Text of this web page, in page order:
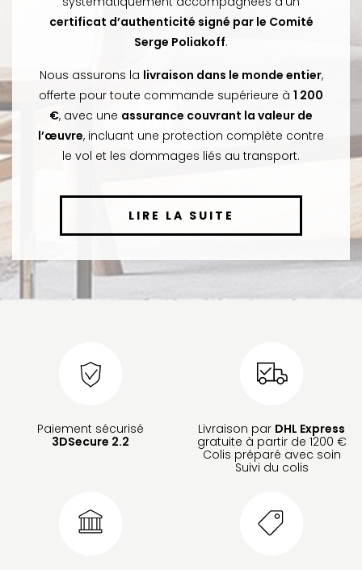
certificat d’authenticité signé par le Comité
Serge Poliakoff.
Nous assurons la livraison dans le monde entier,
offerte pour toute commande supérieure à 1 200
€, avec une assurance couvrant la valeur de
l’œuvre, incluant une protection complète contre
le vol et les dommages liés au transport.
LIRE LA SUITE
Paiement sécurisé
3DSecure 2.2
Livraison par DHL Express
gratuite à partir de 1200 €
Colis préparé avec soin
Suivi du colis